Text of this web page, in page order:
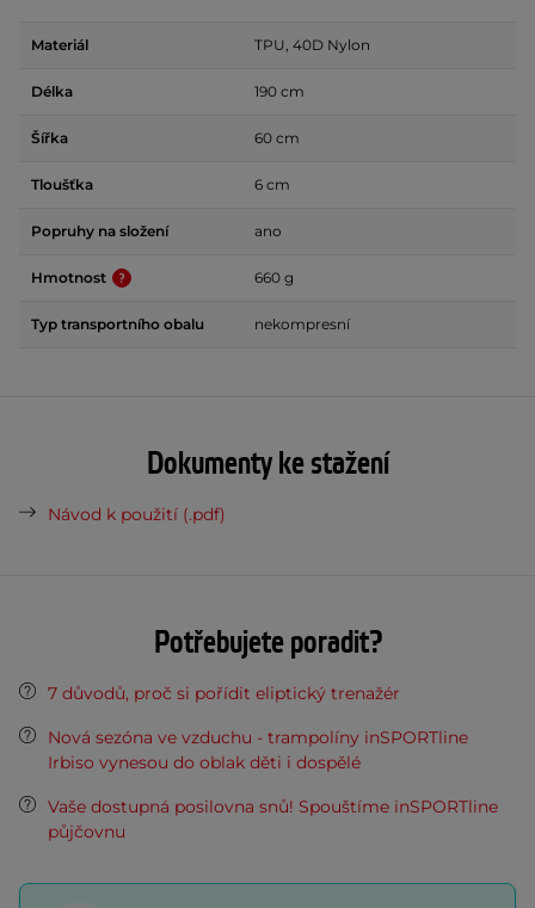
Materiál TPU, 40D Nylon
Délka 190 cm
Šířka 60 cm
Tloušťka 6 cm
Popruhy na složení ano
Hmotnost 660 g
Typ transportního obalu nekompresní
Dokumenty ke stažení
Návod k použití (.pdf)
Potřebujete poradit?
7 důvodů, proč si pořídit eliptický trenažér
Nová sezóna ve vzduchu - trampolíny inSPORTline
Irbiso vynesou do oblak děti i dospělé
Vaše dostupná posilovna snů! Spouštíme inSPORTline
půjčovnu